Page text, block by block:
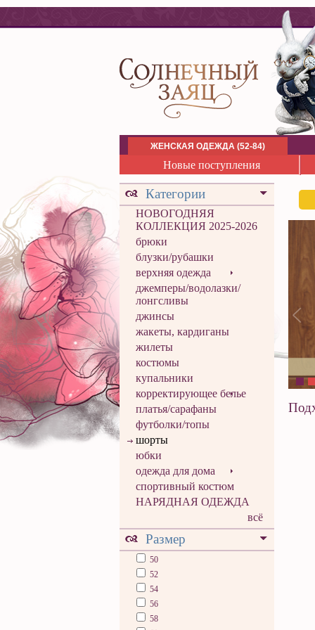
ЖЕНСКАЯ ОДЕЖДА (52-84)
Новые поступления
Категории
НОВОГОДНЯЯ
КОЛЛЕКЦИЯ 2025-2026
брюки
блузки/рубашки
верхняя одежда
джемперы/водолазки/
лонгсливы
джинсы
жакеты, кардиганы
жилеты
костюмы
купальники
корректирующее белье
платья/сарафаны
футболки/топы
шорты
юбки
одежда для дома
спортивный костюм
НАРЯДНАЯ ОДЕЖДА
всё
Размер
50
52
54
56
58